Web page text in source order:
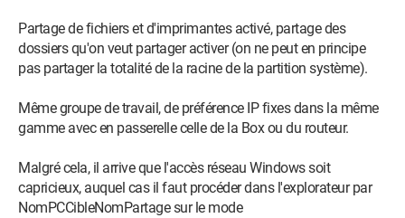
Partage de fichiers et d'imprimantes activé, partage des
dossiers qu'on veut partager activer (on ne peut en principe
pas partager la totalité de la racine de la partition système).
Même groupe de travail, de préférence IP fixes dans la même
gamme avec en passerelle celle de la Box ou du routeur.
Malgré cela, il arrive que l'accès réseau Windows soit
capricieux, auquel cas il faut procéder dans l'explorateur par
NomPCCibleNomPartage sur le mode